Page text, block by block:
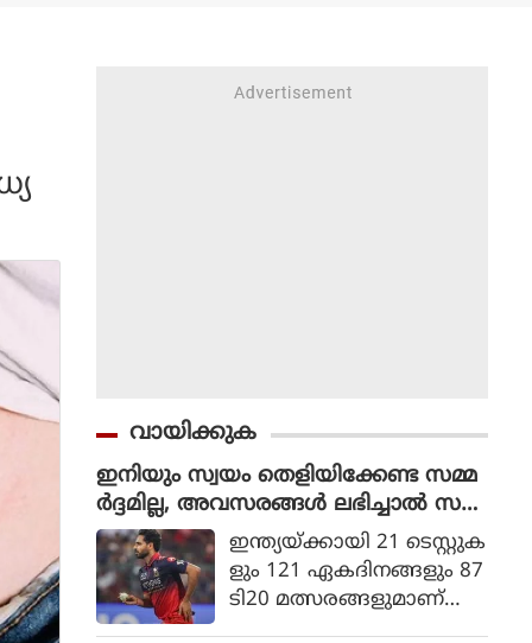
വായിക്കുക
ഇനിയും സ്വയം തെളിയിക്കേണ്ട സമ്മ
ർദ്ദമില്ല, അവസരങ്ങൾ ലഭിച്ചാൽ സ
ന്തോഷം അത്രമാത്രം : ഭുവനേശ്വർ
കുമാർ
ഇന്ത്യയ്ക്കായി 21 ടെസ്റ്റുക
ളും 121 ഏകദിനങ്ങളും 87
ടി20 മത്സരങ്ങളുമാണ്